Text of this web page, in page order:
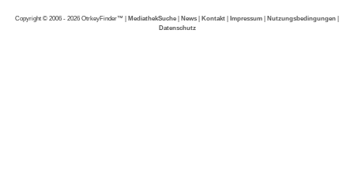
Copyright © 2006 - 2026 OtrkeyFinder™ | MediathekSuche | News | Kontakt | Impressum | Nutzungsbedingungen |
Datenschutz